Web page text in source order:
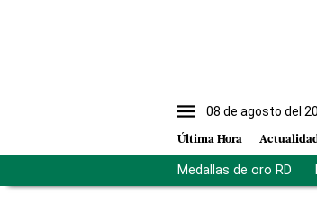
08 de agosto del
Última Hora
Medallas de oro RD